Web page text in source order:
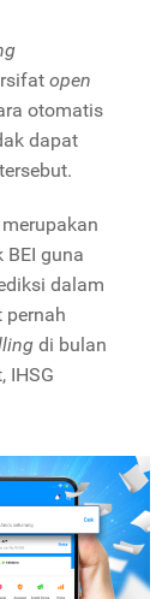
open
otomatis
dapat
merupakan
guna
dalam
pernah
di bulan
IHSG